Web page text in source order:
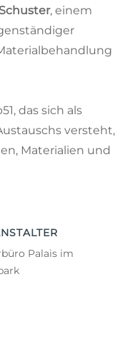
, einem
das sich als
versteht,
Materialien und
Palais im